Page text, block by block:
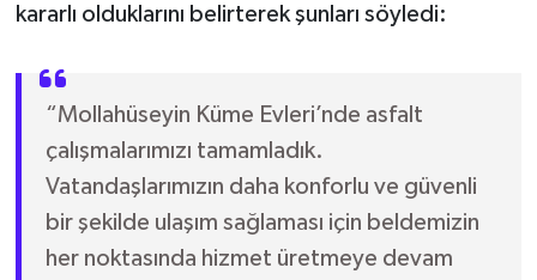
kararlı olduklarını belirterek şunları söyledi:
“Mollahüseyin Küme Evleri’nde asfalt
çalışmalarımızı tamamladık.
Vatandaşlarımızın daha konforlu ve güvenli
bir şekilde ulaşım sağlaması için beldemizin
her noktasında hizmet üretmeye devam